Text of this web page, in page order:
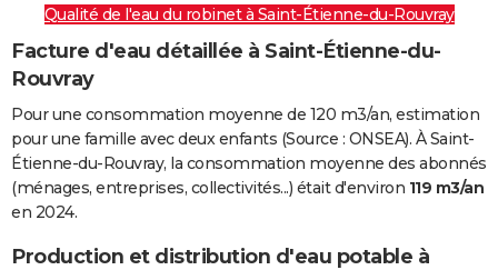
Qualité de l'eau du robinet à Saint-Étienne-du-Rouvray
Facture d'eau détaillée à Saint-Étienne-du-
Rouvray
Pour une consommation moyenne de 120 m3/an, estimation
pour une famille avec deux enfants (Source : ONSEA). À Saint-
Étienne-du-Rouvray, la consommation moyenne des abonnés
(ménages, entreprises, collectivités...) était d'environ 119 m3/an
en 2024.
Production et distribution d'eau potable à